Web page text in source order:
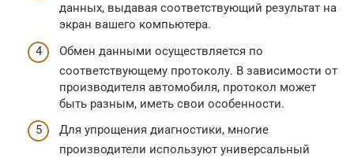
данных, выдавая соответствующий результат на
экран вашего компьютера.
Обмен данными осуществляется по
соответствующему протоколу. В зависимости от
производителя автомобиля, протокол может
быть разным, иметь свои особенности.
Для упрощения диагностики, многие
производители используют универсальный